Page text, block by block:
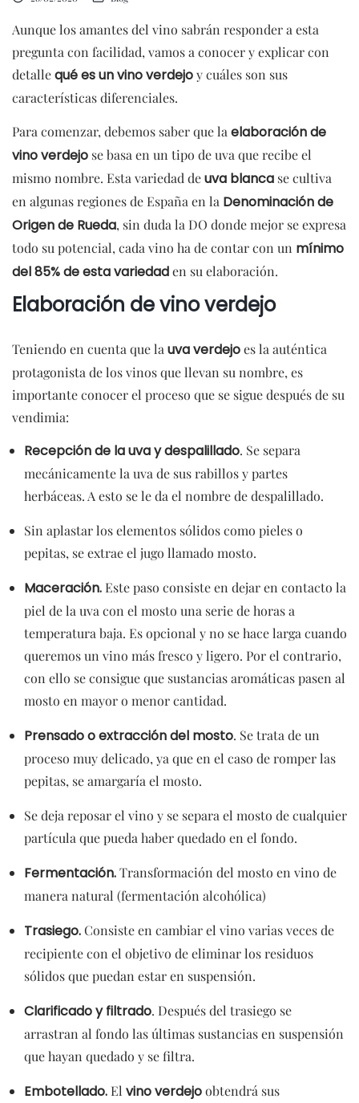
Aunque los amantes del vino sabrán responder a esta
pregunta con facilidad, vamos a conocer y explicar con
detallequé es un vino verdejoy cuáles son sus
características diferenciales.
Para comenzar, debemos saber que la elaboración de
vino verdejo se basa en un tipo de uva que recibe el
mismo nombre. Esta variedad deuva blanca se cultiva
en algunas regiones de España en la Denominación de
Origen de Rueda, sin duda la DO donde mejor se expresa
todo su potencial, cada vino ha de contar con un mínimo
del 85% de esta variedaden su elaboración.
Elaboración de vino verdejo
Teniendo en cuenta que la uva verdejoes la auténtica
protagonista de los vinos que llevan su nombre, es
importante conocer el proceso que se sigue después de su
vendimia:
Recepción de la uva y despalillado. Se separa
mecánicamente la uva de sus rabillos y partes
herbáceas. A esto se le da el nombre de despalillado.
Sin aplastar los elementos sólidos como pieles o
pepitas, se extrae el jugo llamado mosto.
Maceración. Este paso consiste en dejar en contacto la
piel de la uva con el mosto una serie de horas a
temperatura baja. Es opcional y no se hace larga cuando
queremos un vino más fresco y ligero. Por el contrario,
con ello se consigue que sustancias aromáticas pasen al
mosto en mayor o menor cantidad.
Prensadoo extracción del mosto. Se trata de un
proceso muy delicado, ya que en el caso de romper las
pepitas, se amargaría el mosto.
Se deja reposar el vino y se separa el mosto de cualquier
partícula que pueda haber quedado en el fondo.
Fermentación.Transformación del mosto en vino de
manera natural (fermentación alcohólica)
Trasiego.Consiste en cambiar el vino varias veces de
recipiente con el objetivo de eliminar los residuos
sólidos que puedan estar en suspensión.
Clarificado y filtrado. Después del trasiego se
arrastran al fondo las últimas sustancias en suspensión
que hayan quedado y se filtra.
Embotellado. El vino verdejoobtendrá sus